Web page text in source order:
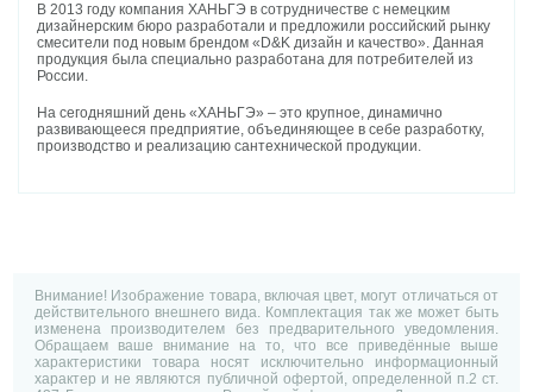
В 2013 году компания ХАНЬГЭ в сотрудничестве с немецким
дизайнерским бюро разработали и предложили российский рынку
смесители под новым брендом «D&K дизайн и качество». Данная
продукция была специально разработана для потребителей из
России.
На сегодняшний день «ХАНЬГЭ» – это крупное, динамично
развивающееся предприятие, объединяющее в себе разработку,
производство и реализацию сантехнической продукции.
Внимание! Изображение товара, включая цвет, могут отличаться от
действительного внешнего вида. Комплектация так же может быть
изменена производителем без предварительного уведомления.
Обращаем ваше внимание на то, что все приведённые выше
характеристики товара носят исключительно информационный
характер и не являются публичной офертой, определенной п.2 ст.